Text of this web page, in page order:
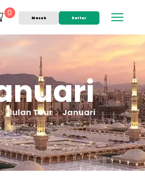
0 Masuk Daftar
Bulan Tour Januari